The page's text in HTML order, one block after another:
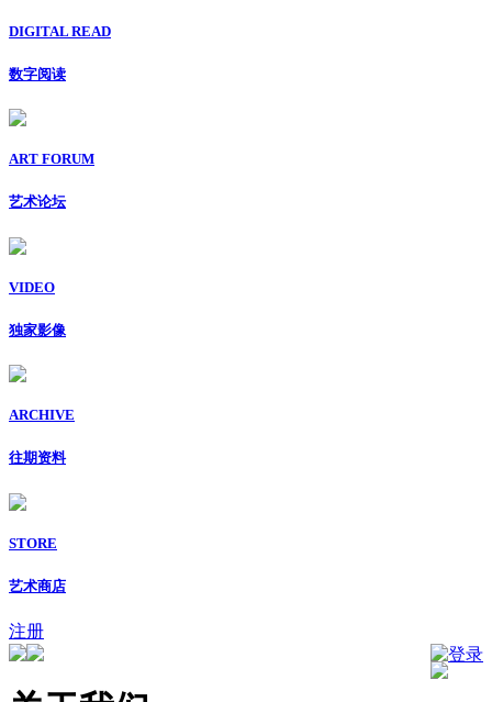
DIGITAL READ
数字阅读
ART FORUM
艺术论坛
VIDEO
独家影像
ARCHIVE
往期资料
STORE
艺术商店
注册
登录